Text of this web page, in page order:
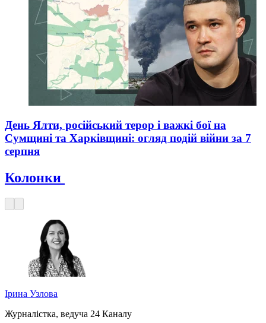
День Ялти, російський терор і важкі бої на
Сумщині та Харківщині: огляд подій війни за 7
серпня
Колонки
Ірина Узлова
Журналістка, ведуча 24 Каналу